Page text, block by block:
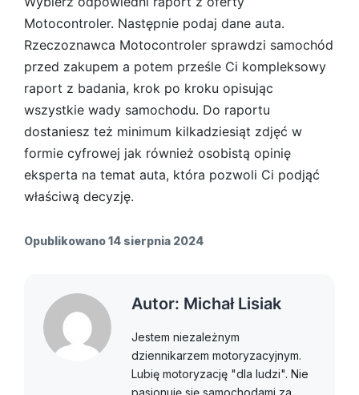
Motocontroler. Następnie podaj dane auta.
Rzeczoznawca Motocontroler sprawdzi samochód
przed zakupem a potem prześle Ci kompleksowy
raport z badania, krok po kroku opisując
wszystkie wady samochodu. Do raportu
dostaniesz też minimum kilkadziesiąt zdjęć w
formie cyfrowej jak również osobistą opinię
eksperta na temat auta, która pozwoli Ci podjąć
właściwą decyzję.
Opublikowano14 sierpnia 2024
Autor: Michał Lisiak
Jestem niezależnym
dziennikarzem motoryzacyjnym.
Lubię motoryzację "dla ludzi". Nie